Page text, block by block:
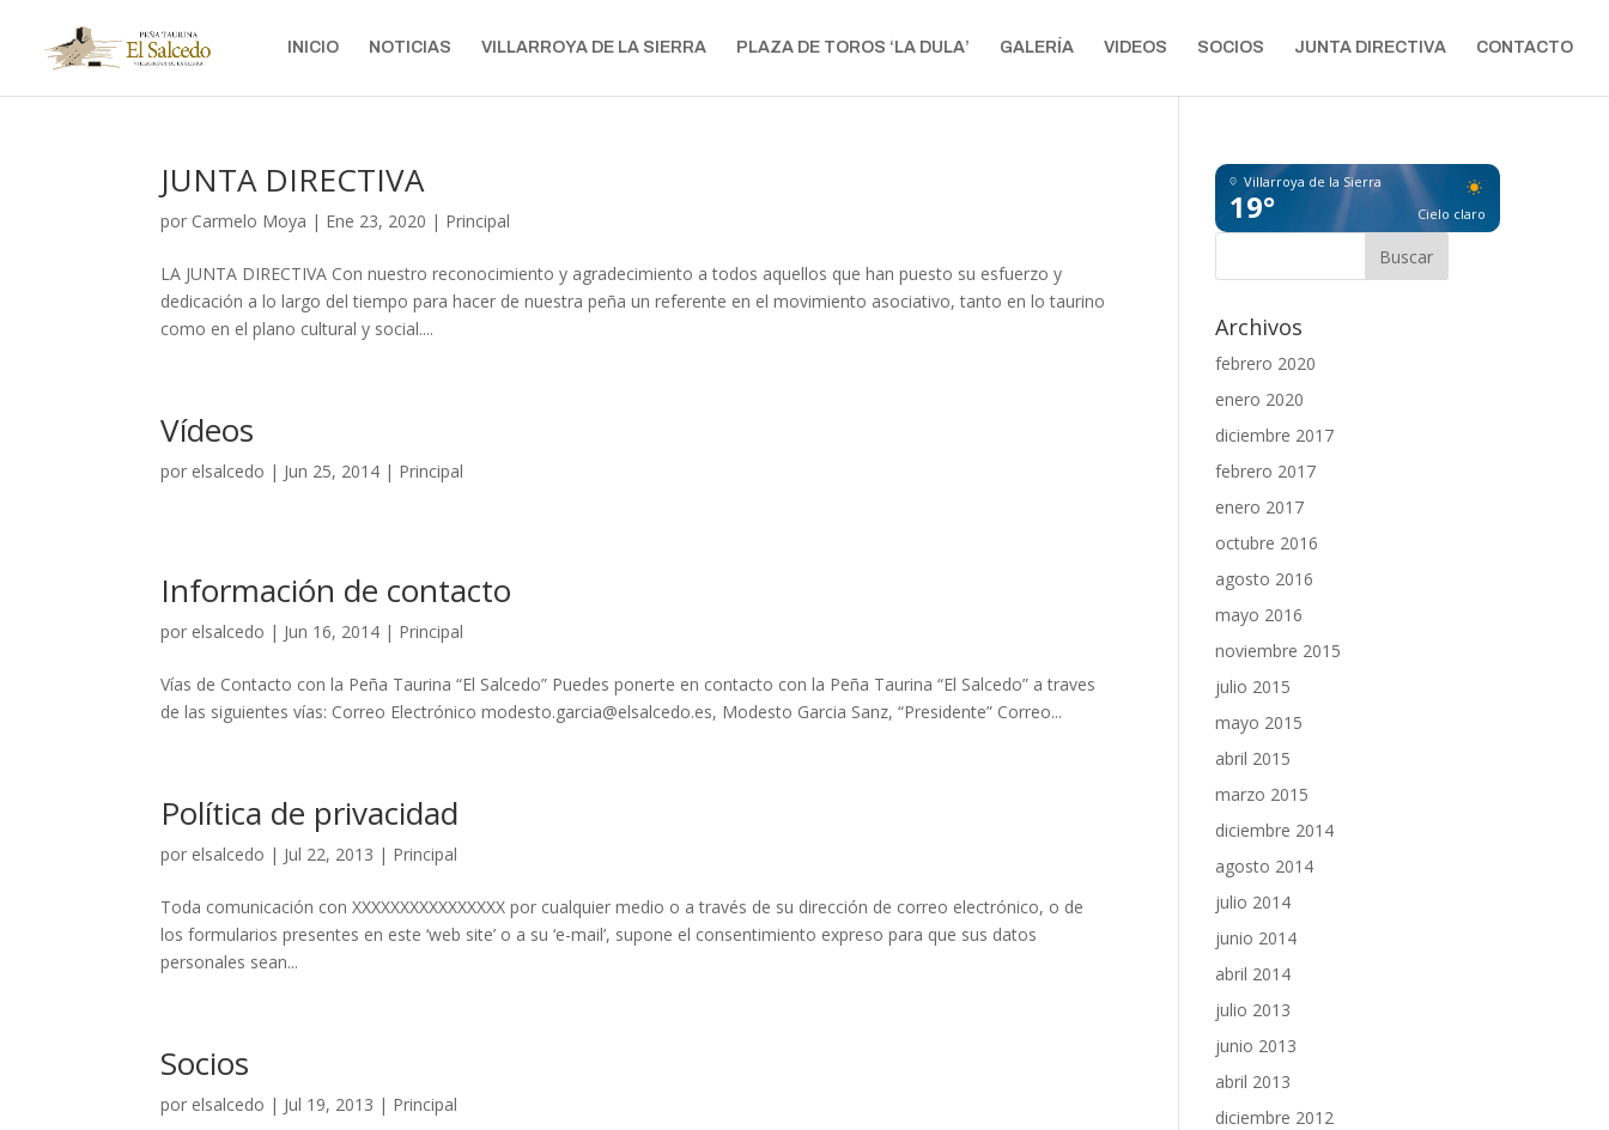
INICIO NOTICIAS VILLARROYA DE LA SIERRA PLAZA DE TOROS ‘LA DULA’ GALERÍA VIDEOS SOCIOS JUNTA DIRECTIVA CONTACTO
JUNTA DIRECTIVA
por Carmelo Moya | Ene 23, 2020 | Principal
LA JUNTA DIRECTIVA Con nuestro reconocimiento y agradecimiento a todos aquellos que han puesto su esfuerzo y
dedicación a lo largo del tiempo para hacer de nuestra peña un referente en el movimiento asociativo, tanto en lo taurino
como en el plano cultural y social....
Vídeos
por elsalcedo | Jun 25, 2014 | Principal
Información de contacto
por elsalcedo | Jun 16, 2014 | Principal
Vías de Contacto con la Peña Taurina “El Salcedo” Puedes ponerte en contacto con la Peña Taurina “El Salcedo” a traves
de las siguientes vías: Correo Electrónico modesto.garcia@elsalcedo.es, Modesto Garcia Sanz, “Presidente” Correo...
Política de privacidad
por elsalcedo | Jul 22, 2013 | Principal
Toda comunicación con XXXXXXXXXXXXXXXX por cualquier medio o a través de su dirección de correo electrónico, o de
los formularios presentes en este ‘web site’ o a su ‘e-mail’, supone el consentimiento expreso para que sus datos
personales sean...
Socios
por elsalcedo | Jul 19, 2013 | Principal
Villarroya de la Sierra
19° Cielo claro
Archivos
febrero 2020
enero 2020
diciembre 2017
febrero 2017
enero 2017
octubre 2016
agosto 2016
mayo 2016
noviembre 2015
julio 2015
mayo 2015
abril 2015
marzo 2015
diciembre 2014
agosto 2014
julio 2014
junio 2014
abril 2014
julio 2013
junio 2013
abril 2013
diciembre 2012